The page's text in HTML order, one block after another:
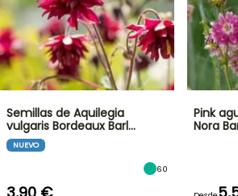
Semillas de Aquilegia
vulgaris Bordeaux Barl…
NUEVO
60
Pink
Nora